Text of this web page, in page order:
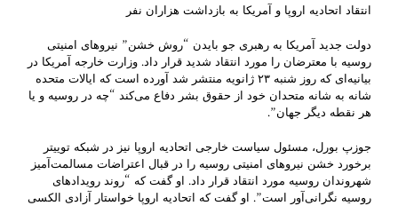
انتقاد اتحادیه اروپا و آمریکا به بازداشت هزاران نفر
دولت جدید آمریکا به رهبری جو بایدن “روش خشن” نیروهای امنیتی
روسیه با معترضان را مورد انتقاد شدید قرار داد. وزارت خارجه آمریکا در
بیانیه‌ای که روز شنبه ۲۳ ژانویه منتشر شد آورده است که ایالات متحده
شانه به شانه متحدان خود از حقوق بشر دفاع می‌کند “چه در روسیه و یا
هر نقطه دیگر جهان”.
جوزپ بورل، مسئول سیاست خارجی اتحادیه اروپا نیز در شبکه توییتر
برخورد خشن نیروهای امنیتی روسیه را در قبال اعتراضات مسالمت‌آمیز
شهروندان روسیه مورد انتقاد قرار داد. او گفت که “روند رویدادهای
روسیه نگرانی‌آور است”. او گفت که اتحادیه اروپا خواستار آزادی الکسی